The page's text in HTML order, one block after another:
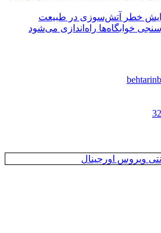
خطر آتش‌سوزی در طبیعت
خوابگاه‌ها راه‌اندازی می‌شود
ویروس اورجینال